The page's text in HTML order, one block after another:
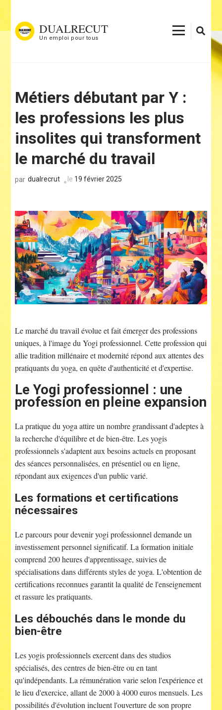
contenu
(Pressez
DUALRECUT
Un emploi pour tous
Métiers débutant par Y :
les professions les plus
insolites qui transforment
le marché du travail
par dualrecrut le 19 février 2025
Le marché du travail évolue et fait émerger des professions
uniques, à l'image du Yogi professionnel. Cette profession qui
allie tradition millénaire et modernité répond aux attentes des
pratiquants du yoga, en quête d'authenticité et d'expertise.
Le Yogi professionnel : une
profession en pleine expansion
La pratique du yoga attire un nombre grandissant d'adeptes à
la recherche d'équilibre et de bien-être. Les yogis
professionnels s'adaptent aux besoins actuels en proposant
des séances personnalisées, en présentiel ou en ligne,
répondant aux exigences d'un public varié.
Les formations et certifications
nécessaires
Le parcours pour devenir yogi professionnel demande un
investissement personnel significatif. La formation initiale
comprend 200 heures d'apprentissage, suivies de
spécialisations dans différents styles de yoga. L'obtention de
certifications reconnues garantit la qualité de l'enseignement
et rassure les pratiquants.
Les débouchés dans le monde du
bien-être
Les yogis professionnels exercent dans des studios
spécialisés, des centres de bien-être ou en tant
qu'indépendants. La rémunération varie selon l'expérience et
le lieu d'exercice, allant de 2000 à 4000 euros mensuels. Les
possibilités d'évolution incluent l'ouverture de son propre